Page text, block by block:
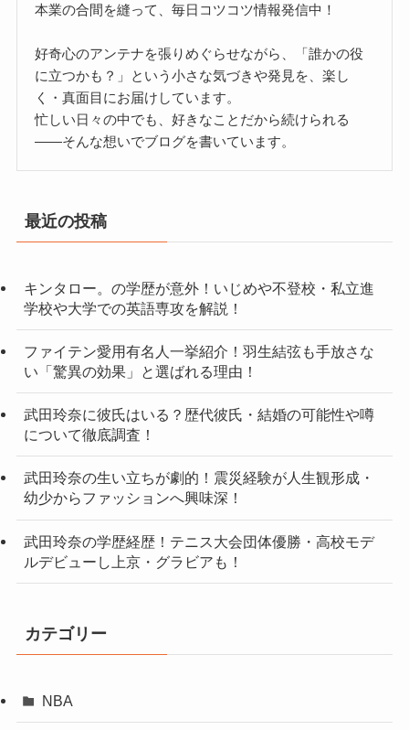
本業の合間を縫って、毎日コツコツ情報発信中！
好奇心のアンテナを張りめぐらせながら、「誰かの役
に立つかも？」という小さな気づきや発見を、楽し
く・真面目にお届けしています。
忙しい日々の中でも、好きなことだから続けられる
——そんな想いでブログを書いています。
最近の投稿
キンタロー。の学歴が意外！いじめや不登校・私立進
学校や大学での英語専攻を解説！
ファイテン愛用有名人一挙紹介！羽生結弦も手放さな
い「驚異の効果」と選ばれる理由！
武田玲奈に彼氏はいる？歴代彼氏・結婚の可能性や噂
について徹底調査！
武田玲奈の生い立ちが劇的！震災経験が人生観形成・
幼少からファッションへ興味深！
武田玲奈の学歴経歴！テニス大会団体優勝・高校モデ
ルデビューし上京・グラビアも！
カテゴリー
NBA